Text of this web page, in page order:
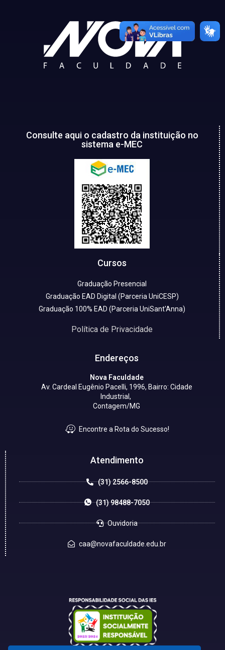
Consulte aqui o cadastro da instituição no
sistema e-MEC
Cursos
Graduação Presencial
Graduação EAD Digital (Parceria UniCESP)
Graduação 100% EAD (Parceria UniSant'Anna)
Política de Privacidade
Endereços
Nova Faculdade
Av. Cardeal Eugênio Pacelli, 1996, Bairro: Cidade
Industrial,
Contagem/MG
Encontre a Rota do Sucesso!
Atendimento
(31) 2566-8500
(31) 98488-7050
Ouvidoria
caa@novafaculdade.edu.br